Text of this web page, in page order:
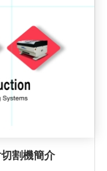
割機簡介